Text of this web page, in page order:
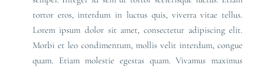
tortor eros, interdum in luctus quis, viverra vitae tellus.
Lorem ipsum dolor sit amet, consectetur adipiscing elit.
Morbi et leo condimentum, mollis velit interdum, congue
quam. Etiam molestie egestas quam. Vivamus maximus